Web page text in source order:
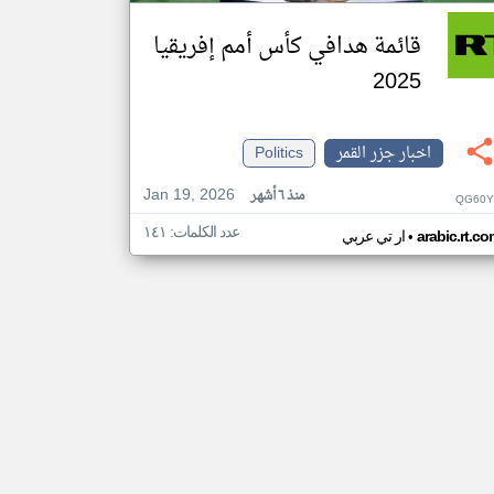
قائمة هدافي كأس أمم إفريقيا
2025
اخبار جزر القمر
Politics
Jan 19, 2026
منذ ٦ أشهر
ار تي عربي• عدد الكلمات: ١٤١